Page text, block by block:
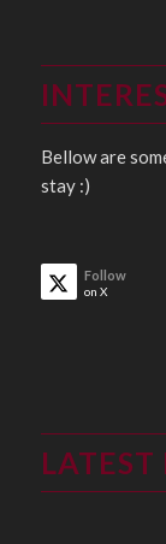
Bellow are
stay :)
Follow
on X
LATEST